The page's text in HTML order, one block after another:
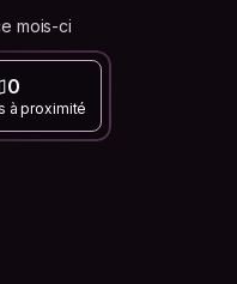
mois-ci
0
à proximité